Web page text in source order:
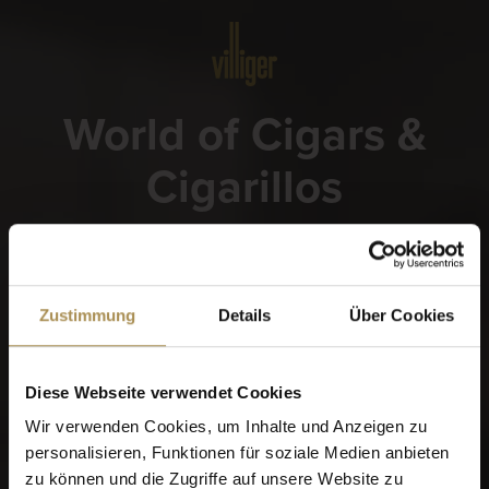
Zustimmung Details Über Cookies
Diese Webseite verwendet Cookies
Wir verwenden Cookies, um Inhalte und Anzeigen zu
personalisieren, Funktionen für soziale Medien anbieten
zu können und die Zugriffe auf unsere Website zu
World of Cigars &
Cigarillos
Wann wurden Sie geboren?
Erinnere dich an mich
Zigarren und Zigarillos sind Genussmittel für Erwachsene.
Für den Zugriff auf diese Seite müssen Sie mindestens 18